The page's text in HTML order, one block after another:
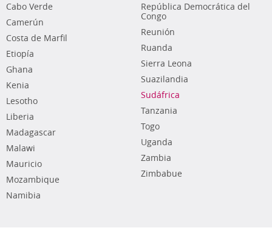
Cabo Verde
Camerún
Costa de Marfil
Etiopía
Ghana
Kenia
Lesotho
Liberia
Madagascar
Malawi
Mauricio
Mozambique
Namibia
República Democrática del
Congo
Reunión
Ruanda
Sierra Leona
Suazilandia
Sudáfrica
Tanzania
Togo
Uganda
Zambia
Zimbabue